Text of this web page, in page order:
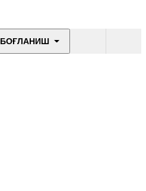
БОҒЛАНИШ